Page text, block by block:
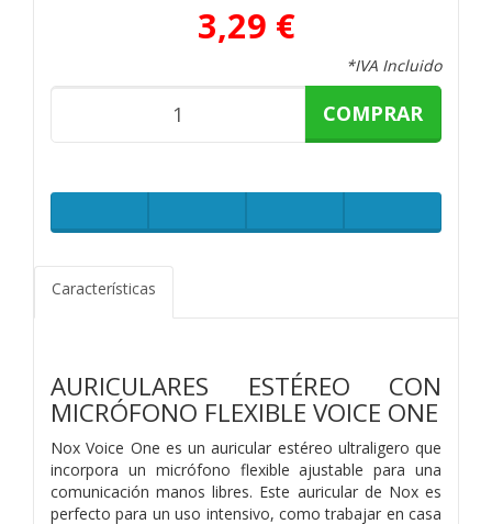
3,29 €
*IVA Incluido
COMPRAR
Características
AURICULARES ESTÉREO CON
MICRÓFONO FLEXIBLE VOICE ONE
Nox Voice One es un auricular estéreo ultraligero que
incorpora un micrófono flexible ajustable para una
comunicación manos libres. Este auricular de Nox es
perfecto para un uso intensivo, como trabajar en casa